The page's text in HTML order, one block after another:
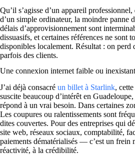
Qu’il s’agisse d’un appareil
d’un simple ordinateur, la moindre panne
délais d’approvisionnement sont
dissuasifs, et certaines références ne sont
disponibles localement. Résultat : on perd
parfois des clients.
Une connexion internet faible ou
J’ai déjà consacré un billet à Starlink,
suscite beaucoup d’intérêt en
répond à un vrai besoin. Dans certaines
Les coupures ou ralentissements sont
dites couvertes. Pour des entreprises qui
site web, réseaux sociaux, comptabilité,
paiements dématérialisés — c’est un frein
réactivité, à la crédibilité.